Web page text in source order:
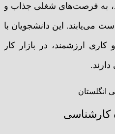
به فرصت‌های شغلی جذاب و
می‌یابند. این دانشجویان با
ارزشمند، در بازار کار
دارند.
کارشناسی